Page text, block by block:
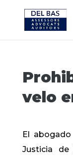
velo
El
Justicia de